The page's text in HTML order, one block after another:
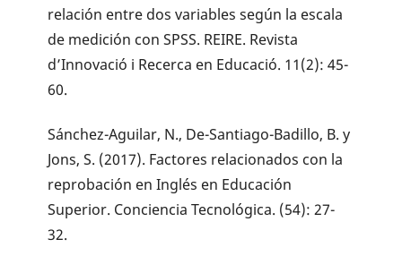
relación entre dos variables según la escala
de medición con SPSS. REIRE. Revista
d’Innovació i Recerca en Educació. 11(2): 45-
60.
Sánchez-Aguilar, N., De-Santiago-Badillo, B. y
Jons, S. (2017). Factores relacionados con la
reprobación en Inglés en Educación
Superior. Conciencia Tecnológica. (54): 27-
32.